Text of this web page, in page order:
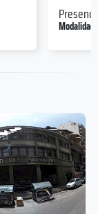
Modalidad